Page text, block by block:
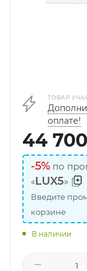
ТОВАР
оплате!
44 700
-5% по
«LUX5»
Введите
корзине
В наличии